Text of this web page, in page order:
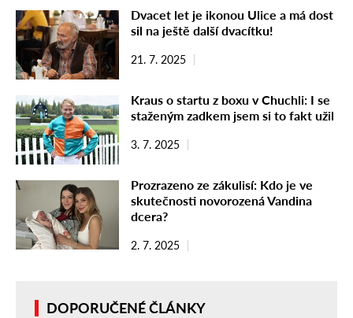
Dvacet let je ikonou Ulice a má dost
sil na ještě další dvacítku!
21. 7. 2025
Kraus o startu z boxu v Chuchli: I se
staženým zadkem jsem si to fakt užil
3. 7. 2025
Prozrazeno ze zákulisí: Kdo je ve
skutečnosti novorozená Vandina
dcera?
2. 7. 2025
DOPORUČENÉ ČLÁNKY